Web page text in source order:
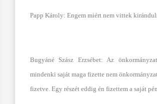
Papp Károly: Engem miért nem vittek
Bugyáné Szász Erzsébet: Az
mindenki saját maga fizette nem
fizetve. Egy részét eddig én fizettem a saját